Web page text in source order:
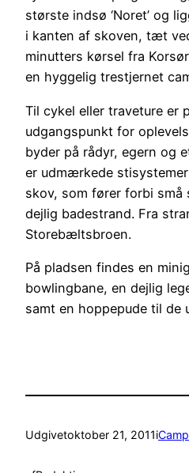
største indsø ‘Noret’ og
i kanten af skoven, tæt
minutters kørsel fra
en hyggelig trestjernet
Til cykel eller traveture er
udgangspunkt for
byder på rådyr, egern og
er udmærkede
skov, som fører forbi små
dejlig badestrand. Fra
Storebæltsbroen.
På pladsen findes en
bowlingbane, en dejlig
samt en hoppepude til de
Udgivetoktober 21, 2011i